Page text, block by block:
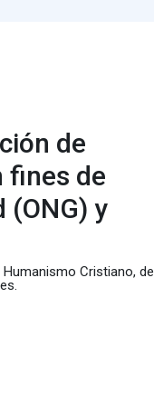
de
fines de
(ONG) y
Cristiano, de